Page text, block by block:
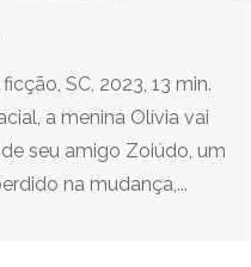
SC, 2023, 13 min.
a menina Olívia vai
seu amigo Zoiúdo, um
na mudança,...